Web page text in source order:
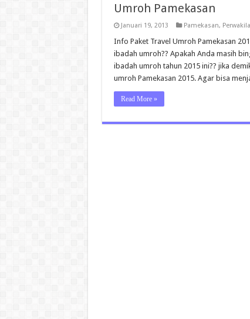
Umroh Pamekasan
Januari 19, 2013 Pamekasan,
Info Paket Travel Umroh Pamekasan
ibadah umroh?? Apakah Anda masih
ibadah umroh tahun 2015 ini?? jika
umroh Pamekasan 2015. Agar bisa
Read More »